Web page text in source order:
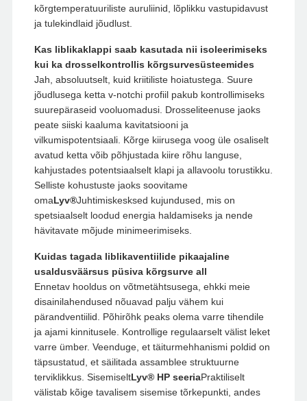
kõrgtemperatuuriliste auruliinid, lõplikku vastupidavust
ja tulekindlaid jõudlust.
Kas liblikaklappi saab kasutada nii isoleerimiseks
kui ka drosselkontrollis kõrgsurvesüsteemides
Jah, absoluutselt, kuid kriitiliste hoiatustega. Suure
jõudlusega ketta v-notchi profiil pakub kontrollimiseks
suurepäraseid vooluomadusi. Drosseliteenuse jaoks
peate siiski kaaluma kavitatsiooni ja
vilkumispotentsiaali. Kõrge kiirusega voog üle osaliselt
avatud ketta võib põhjustada kiire rõhu languse,
kahjustades potentsiaalselt klapi ja allavoolu torustikku.
Selliste kohustuste jaoks soovitame
omaLyv®Juhtimiskesksed kujundused, mis on
spetsiaalselt loodud energia haldamiseks ja nende
hävitavate mõjude minimeerimiseks.
Kuidas tagada liblikaventiilide pikaajaline
usaldusväärsus püsiva kõrgsurve all
Ennetav hooldus on võtmetähtsusega, ehkki meie
disainilahendused nõuavad palju vähem kui
pärandventiilid. Põhirõhk peaks olema varre tihendile
ja ajami kinnitusele. Kontrollige regulaarselt välist leket
varre ümber. Veenduge, et täiturmehhanismi poldid on
täpsustatud, et säilitada assamblee struktuurne
terviklikkus. SisemiseltLyv® HP seeriaPraktiliselt
välistab kõige tavalisem sisemise tõrkepunkti, andes